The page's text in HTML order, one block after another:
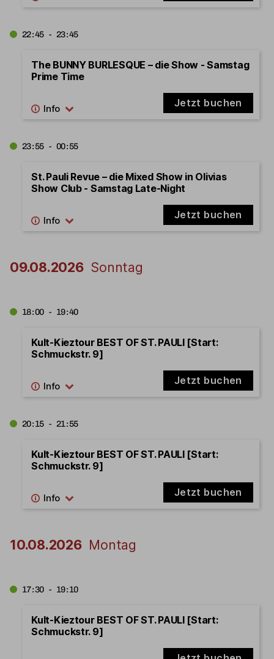
22:45 - 23:45
The BUNNY BURLESQUE – die Show - Samstag
Prime Time
Jetzt buchen
23:55 - 00:55
St. Pauli Revue – die Mixed Show in Olivias
Show Club - Samstag Late-Night
Jetzt buchen
09.08.2026 Sonntag
18:00 - 19:40
Kult-Kieztour BEST OF ST. PAULI [Start:
Schmuckstr. 9]
Jetzt buchen
20:15 - 21:55
Kult-Kieztour BEST OF ST. PAULI [Start:
Schmuckstr. 9]
Jetzt buchen
10.08.2026 Montag
17:30 - 19:10
Kult-Kieztour BEST OF ST. PAULI [Start:
Schmuckstr. 9]